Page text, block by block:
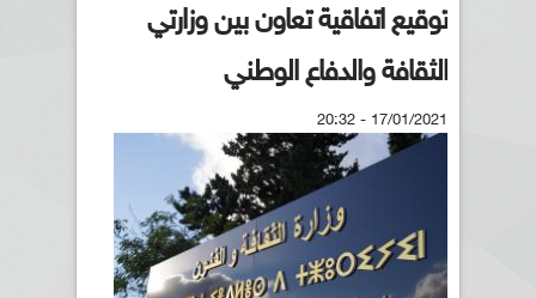
توقيع اتفاقية تعاون بين وزارتي
الثقافة والدفاع الوطني
17/01/2021 - 20:32